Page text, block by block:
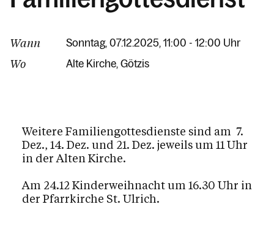
Wann Sonntag, 07.12.2025, 11:00 - 12:00 Uhr
Wo Alte Kirche Götzis
Weitere Familiengottesdienste sind am 7.
Dez., 14. Dez. und 21. Dez. jeweils um 11 Uhr
in der Alten Kirche.
Am 24.12 Kinderweihnacht um 16.30 Uhr in
der Pfarrkirche St. Ulrich.